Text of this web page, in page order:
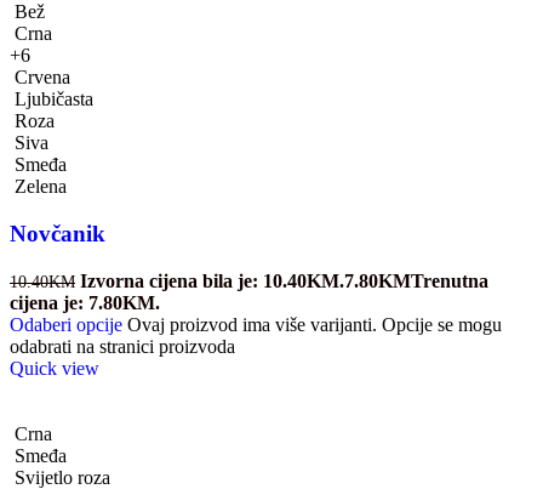
Bež
Crna
+6
Crvena
Ljubičasta
Roza
Siva
Smeđa
Zelena
Novčanik
10.40KM Izvorna cijena bila je: 10.40KM.7.80KMTrenutna
cijena je: 7.80KM.
Odaberi opcije Ovaj proizvod ima više varijanti. Opcije se mogu
odabrati na stranici proizvoda
Quick view
Crna
Smeđa
Svijetlo roza